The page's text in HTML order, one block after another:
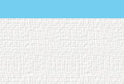
ڪ